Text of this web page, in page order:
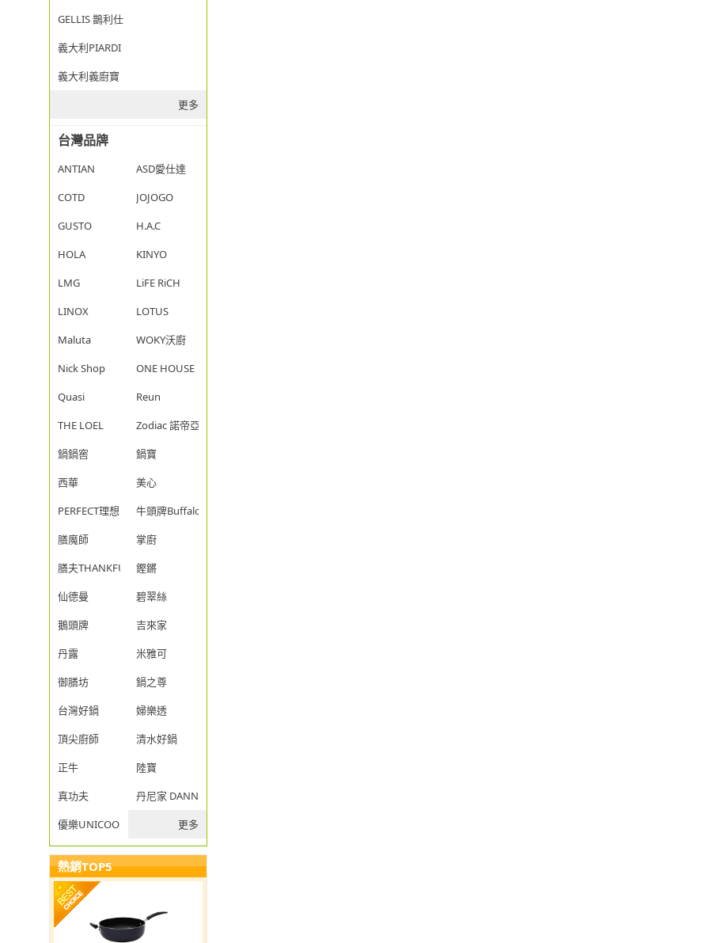
GELLIS 鵲利仕
義大利PIARDI
義大利義廚寶
更多
台灣品牌
ANTIAN
ASD愛仕達
COTD
JOJOGO
GUSTO
H.A.C
HOLA
KINYO
LMG
LiFE RiCH
LINOX
LOTUS
Maluta
WOKY沃廚
Nick Shop
ONE HOUSE
Quasi
Reun
THE LOEL
Zodiac 諾帝亞
鍋鍋窖
鍋寶
西華
美心
PERFECT理想
牛頭牌Buffalo
膳魔師
掌廚
膳夫THANKFUL
鏗鏘
仙德曼
碧翠絲
鵝頭牌
吉來家
丹露
米雅可
御膳坊
鍋之尊
台灣好鍋
婦樂透
頂尖廚師
清水好鍋
正牛
陸寶
真功夫
丹尼家 DANNY JIA
優樂UNICOOK
更多
熱銷TOP5